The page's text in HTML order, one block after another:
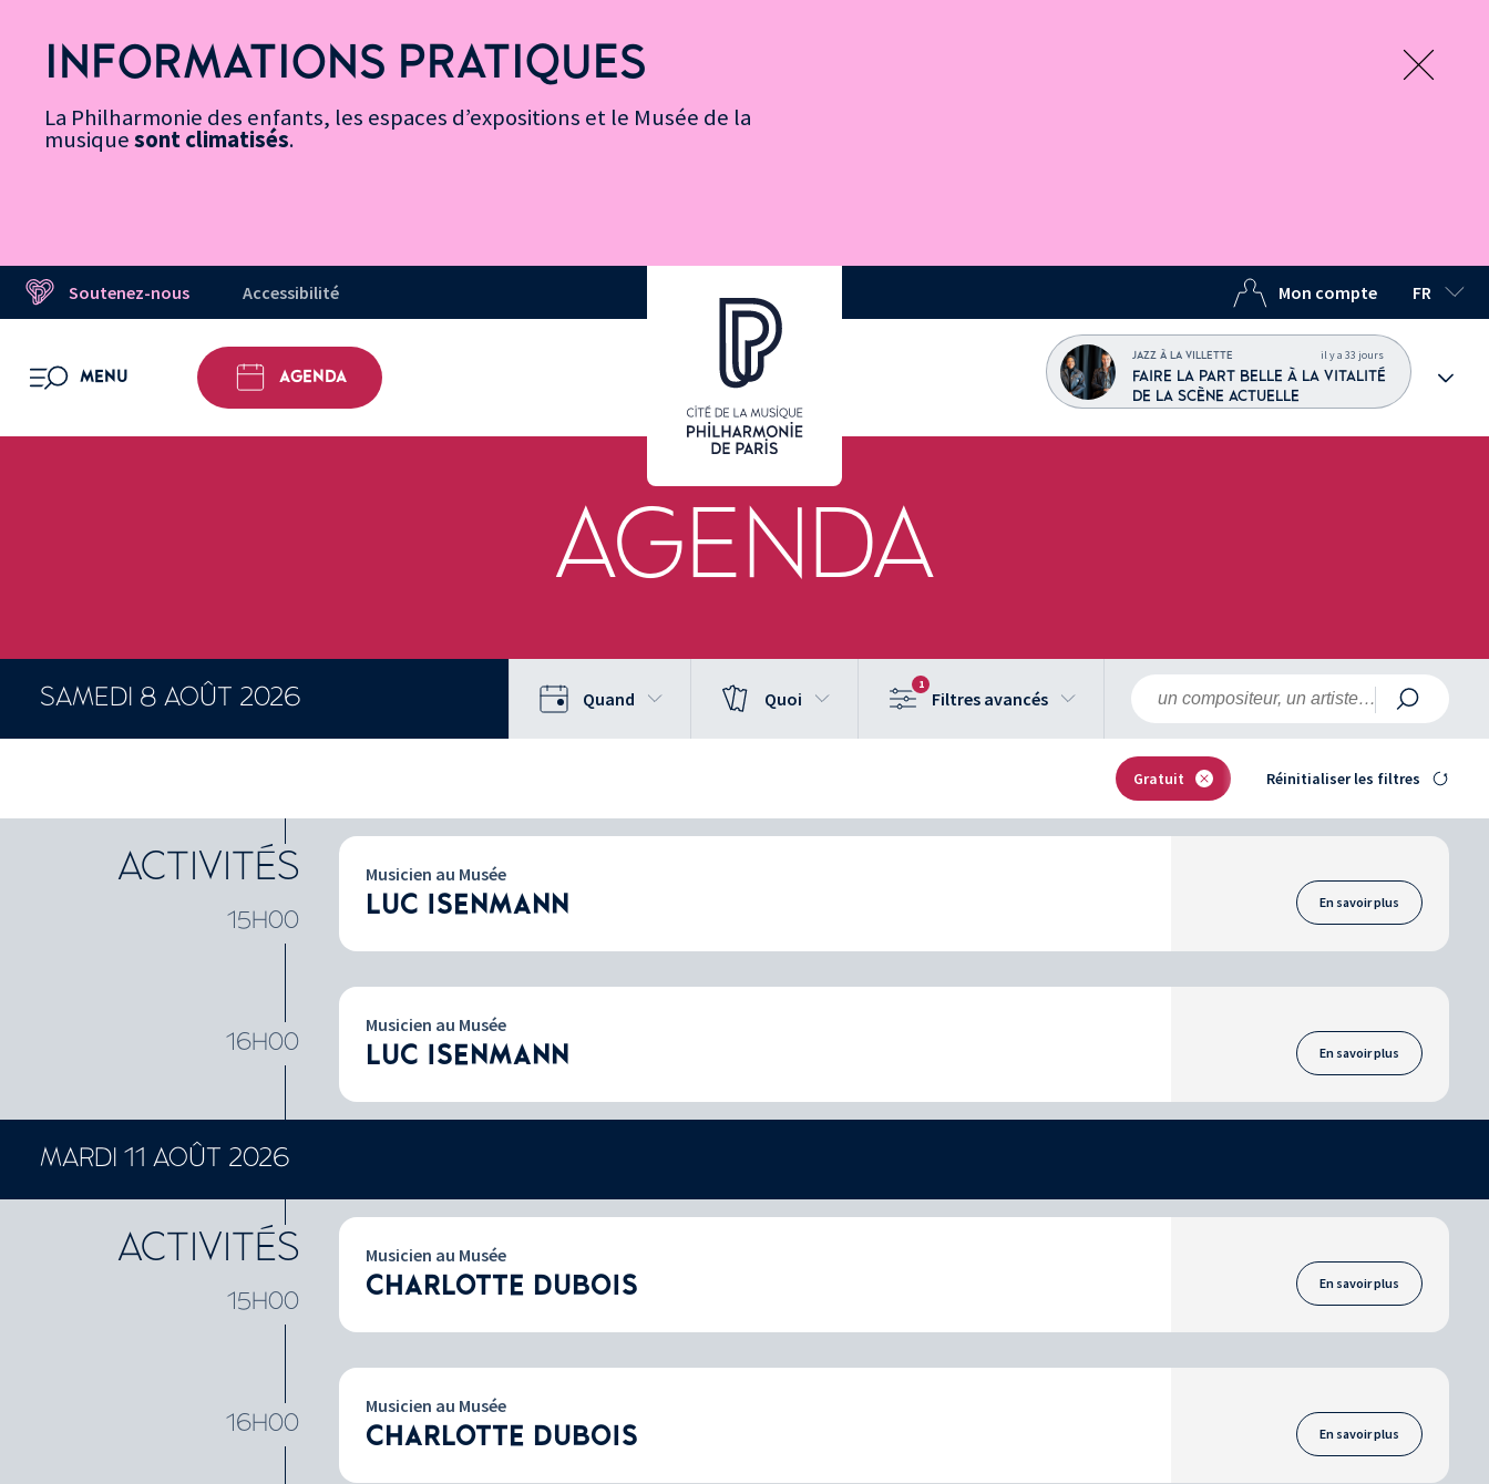
Accessibilité
rapides
contenuMessage d’information
INFORMATIONS PRATIQUES
La Philharmonie des enfants, les espaces d’expositions et le Musée de la
musiquesont climatisés.
Soutenez-nous Accessibilité Mon compte FR
LANGUE
MENU
OUVRIR LE MENU AGENDA
JAZZ À LA VILLETTE il y a 33 jours
FAIRE LA PART BELLE À LA VITALITÉ
DE LA SCÈNE ACTUELLE
AGENDA
SAMEDI 8 AOÛT 2026 Quand Quoi
1
Filtres avancés
Gratuit Réinitialiser les filtres
ACTIVITÉS
15H00
Musicien au Musée
LUC ISENMANN En savoir plus
16H00
Musicien au Musée
LUC ISENMANN En savoir plus
MARDI 11 AOÛT 2026
ACTIVITÉS
15H00
Musicien au Musée
CHARLOTTE DUBOIS En savoir plus
16H00
Musicien au Musée
CHARLOTTE DUBOIS En savoir plus